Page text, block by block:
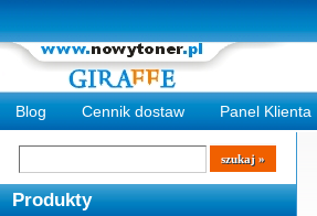
Blog Cennik dostaw Panel Klienta
Wyszukiwarka
szukaj
Produkty